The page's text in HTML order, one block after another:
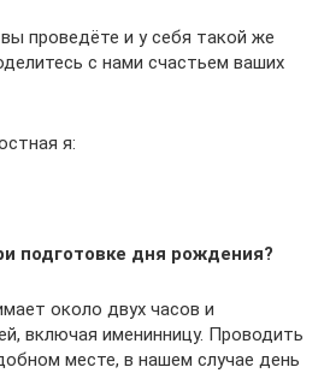
проведёте и у себя такой же
с нами счастьем ваших
я:
подготовке дня рождения?
около двух часов и
включая именинницу. Проводить
месте, в нашем случае день